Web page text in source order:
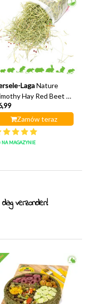
Laga Nature
Hay Red Beet &
500 gramów
Zamów teraz
NA MAGAZYNIE
verzonden!